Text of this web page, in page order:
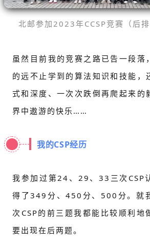
北邮参加2023年CCSP竞赛（后排
虽然目前我的竞赛之路已告一段落
的远不止学到的算法知识和技能，
式和深度、一次次跌倒再爬起来的
界中遨游的快乐……
我的CSP经历
我参加过第24、29、33三次CSP
得了349分、450分、500分。就
次CSP的前三题我都能比较顺利地
要出现在后两题。